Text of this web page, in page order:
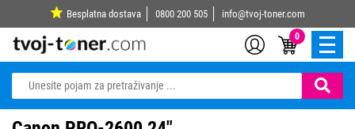
Besplatna dostava 0800 200 505 info@tvoj-toner.com
0